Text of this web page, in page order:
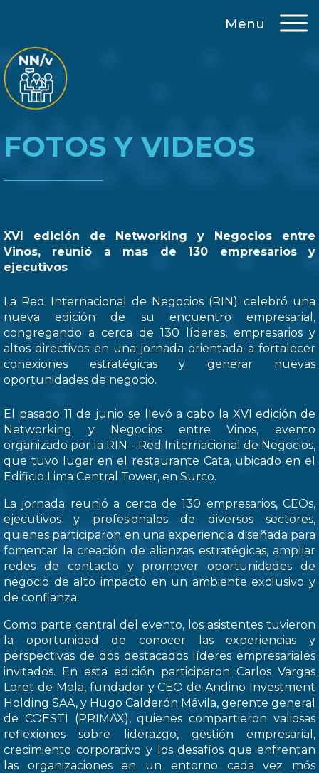
Menu
FOTOS Y VIDEOS
XVI edición de Networking y Negocios entre
Vinos, reunió a mas de 130 empresarios y
ejecutivos
La Red Internacional de Negocios (RIN) celebró una
nueva edición de su encuentro empresarial,
congregando a cerca de 130 líderes, empresarios y
altos directivos en una jornada orientada a fortalecer
conexiones estratégicas y generar nuevas
oportunidades de negocio.
El pasado 11 de junio se llevó a cabo la XVI edición de
Networking y Negocios entre Vinos, evento
organizado por la RIN - Red Internacional de Negocios,
que tuvo lugar en el restaurante Cata, ubicado en el
Edificio Lima Central Tower, en Surco.
La jornada reunió a cerca de 130 empresarios, CEOs,
ejecutivos y profesionales de diversos sectores,
quienes participaron en una experiencia diseñada para
fomentar la creación de alianzas estratégicas, ampliar
redes de contacto y promover oportunidades de
negocio de alto impacto en un ambiente exclusivo y
de confianza.
Como parte central del evento, los asistentes tuvieron
la oportunidad de conocer las experiencias y
perspectivas de dos destacados líderes empresariales
invitados. En esta edición participaron Carlos Vargas
Loret de Mola, fundador y CEO de Andino Investment
Holding SAA, y Hugo Calderón Mávila, gerente general
de COESTI (PRIMAX), quienes compartieron valiosas
reflexiones sobre liderazgo, gestión empresarial,
crecimiento corporativo y los desafíos que enfrentan
las organizaciones en un entorno cada vez mós